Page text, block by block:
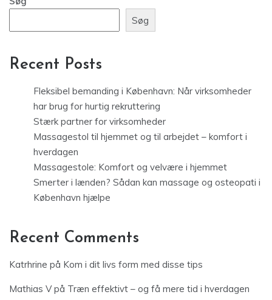
Søg
Recent Posts
Fleksibel bemanding i København: Når virksomheder
har brug for hurtig rekruttering
Stærk partner for virksomheder
Massagestol til hjemmet og til arbejdet – komfort i
hverdagen
Massagestole: Komfort og velvære i hjemmet
Smerter i lænden? Sådan kan massage og osteopati i
København hjælpe
Recent Comments
Katrhrine på Kom i dit livs form med disse tips
Mathias Vpå Træn effektivt – og få mere tid i hverdagen